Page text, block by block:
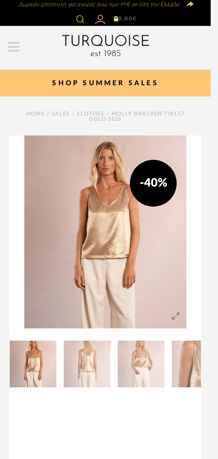
Δωρεάν αποστολή για αγορές άνω των 99€ σε όλη την Ελλάδα
00,00€
SHOP SUMMER SALES
HOME / SALES / CLOTHES
/ MOLLY BRACKEN TW157
GOLD SS26
-40%